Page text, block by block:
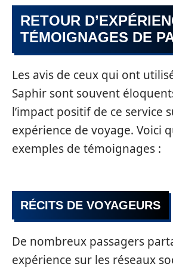
RETOUR
TÉMOIGNAGES DE
Les avis de ceux qui ont
Saphir sont souvent
l’impact positif de ce service
expérience de voyage. Voici
exemples de témoignages :
RÉCITS DE VOYAGEURS
De nombreux passagers
expérience sur les réseaux